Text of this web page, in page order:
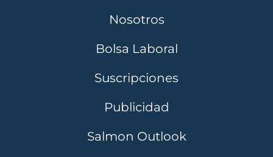
Nosotros
Bolsa Laboral
Suscripciones
Publicidad
Salmon Outlook